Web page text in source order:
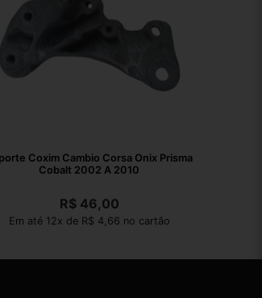
Coxim Cambio Corsa Onix Prisma
Cobalt 2002 A 2010
R$46,00
Em até 12x de R$ 4,66 no cartão